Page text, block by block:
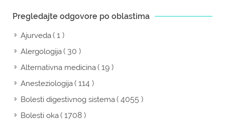
Pregledajte odgovore po oblastima
Ajurveda( 1 )
Alergologija( 30 )
Alternativna medicina( 19 )
Anesteziologija( 114 )
Bolesti digestivnog sistema( 4055 )
Bolesti oka( 1708 )